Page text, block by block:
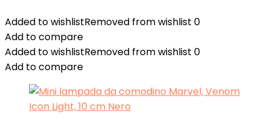
Added to wishlistRemoved from wishlist 0
Add to compare
Added to wishlistRemoved from wishlist 0
Add to compare